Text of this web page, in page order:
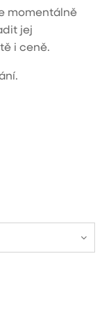
momentálně
jej
i ceně.